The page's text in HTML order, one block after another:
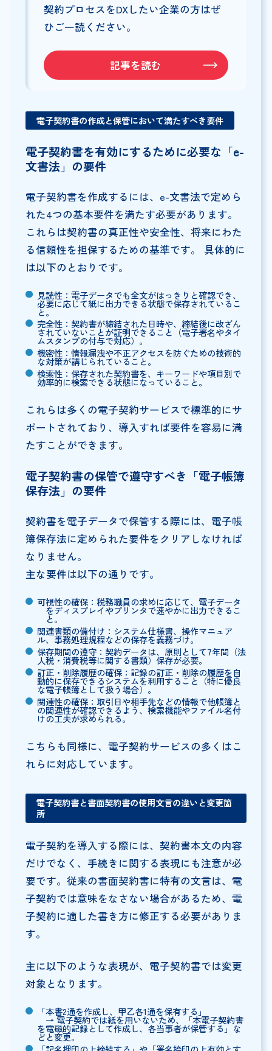
記事を読む
契約プロセスをDXしたい企業の方はぜ
ひご一読ください。
電子契約書の作成と保管において満たすべき要件
電子契約書を有効にするために必要な「e-
文書法」の要件
電子契約書を作成するには、e-文書法で定めら
れた4つの基本要件を満たす必要があります。
これらは契約書の真正性や安全性、将来にわた
る信頼性を担保するための基準です。 具体的に
は以下のとおりです。
見読性：電子データでも全文がはっきりと確認でき、
必要に応じて紙に出力できる状態で保存されているこ
と。
完全性：契約書が締結された日時や、締結後に改ざん
されていないことが証明できること（電子署名やタイ
ムスタンプの付与で対応）。
機密性：情報漏洩や不正アクセスを防ぐための技術的
な対策が講じられていること。
検索性：保存された契約書を、キーワードや項目別で
効率的に検索できる状態になっていること。
これらは多くの電子契約サービスで標準的にサ
ポートされており、導入すれば要件を容易に満
たすことができます。
電子契約書の保管で遵守すべき「電子帳簿
保存法」の要件
契約書を電子データで保管する際には、電子帳
簿保存法に定められた要件をクリアしなければ
なりません。
主な要件は以下の通りです。
可視性の確保：税務職員の求めに応じて、電子データ
をディスプレイやプリンタで速やかに出力できるこ
と。
関連書類の備付け：システム仕様書、操作マニュア
ル、事務処理規程などの保存を義務づけ。
保存期間の遵守：契約データは、原則として7年間（法
人税・消費税等に関する書類）保存が必要。
訂正・削除履歴の確保：記録の訂正・削除の履歴を自
動的に保存できるシステムを利用すること（特に優良
な電子帳簿として扱う場合）。
関連性の確保：取引日や相手先などの情報で他帳簿と
の関連性が確認できるよう、検索機能やファイル名付
けの工夫が求められる。
こちらも同様に、電子契約サービスの多くはこ
れらに対応しています。
電子契約書と書面契約書の使用文言の違いと変更箇
所
電子契約を導入する際には、契約書本文の内容
だけでなく、手続きに関する表現にも注意が必
要です。従来の書面契約書に特有の文言は、電
子契約では意味をなさない場合があるため、電
子契約に適した書き方に修正する必要がありま
す。
主に以下のような表現が、電子契約書では変更
対象となります。
「本書2通を作成し、甲乙各1通を保有する」
→ 電子契約では紙を用いないため、「本電子契約書
を電磁的記録として作成し、各当事者が保管する」な
どと変更。